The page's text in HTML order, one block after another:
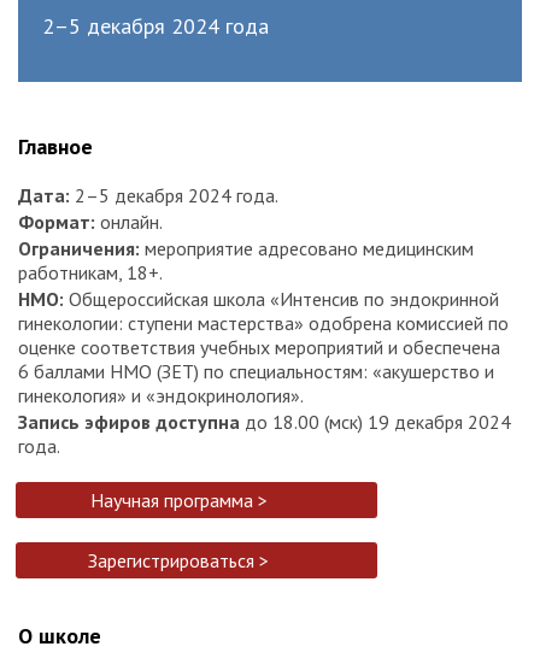
2–5 декабря 2024 года
Главное
Дата: 2–5 декабря 2024 года.
Формат: онлайн.
Ограничения: мероприятие адресовано медицинским
работникам, 18+.
НМО: Общероссийская школа «Интенсив по эндокринной
гинекологии: ступени мастерства» одобрена комиссией по
оценке соответствия учебных мероприятий и обеспечена
6 баллами НМО (ЗЕТ) по специальностям: «акушерство и
гинекология» и «эндокринология».
Запись эфиров доступна до 18.00 (мск) 19 декабря 2024
года.
Научная программа >
Зарегистрироваться >
О школе